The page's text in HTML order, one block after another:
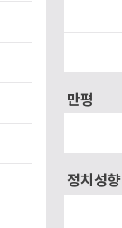
만평
정치성향